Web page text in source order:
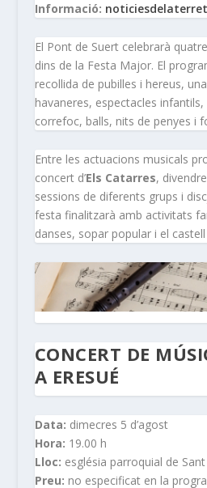
Informació:
El Pont de Suert celebrarà
dins de la Festa Major. El
recollida de pubilles i hereus,
havaneres, espectacles
correfoc, balls, nits de penyes i
Entre les actuacions musicals
concert d’Els Catarres,
sessions de diferents grups i
festa finalitzarà amb activitats
danses, sopar popular i el
CONCERT DE
A ERESUÉ
Data: dimecres 5 d’agost
Hora: 19.00 h
Lloc: església parroquial de
Preu: no especificat en la